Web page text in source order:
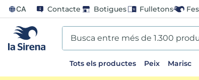
CA Contacte Botigues Fulletons
Busca entre més de 1.300
Tots els productes Peix Marisc